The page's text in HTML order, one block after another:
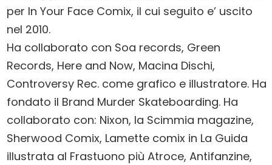
per In Your Face Comix, il cui seguito e’ uscito
nel 2010.
Ha collaborato con Soa records, Green
Records, Here and Now, Macina Dischi,
Controversy Rec. come grafico e illustratore. Ha
fondato il Brand Murder Skateboarding. Ha
collaborato con: Nixon, la Scimmia magazine,
Sherwood Comix, Lamette comix in La Guida
illustrata al Frastuono più Atroce, Antifanzine,